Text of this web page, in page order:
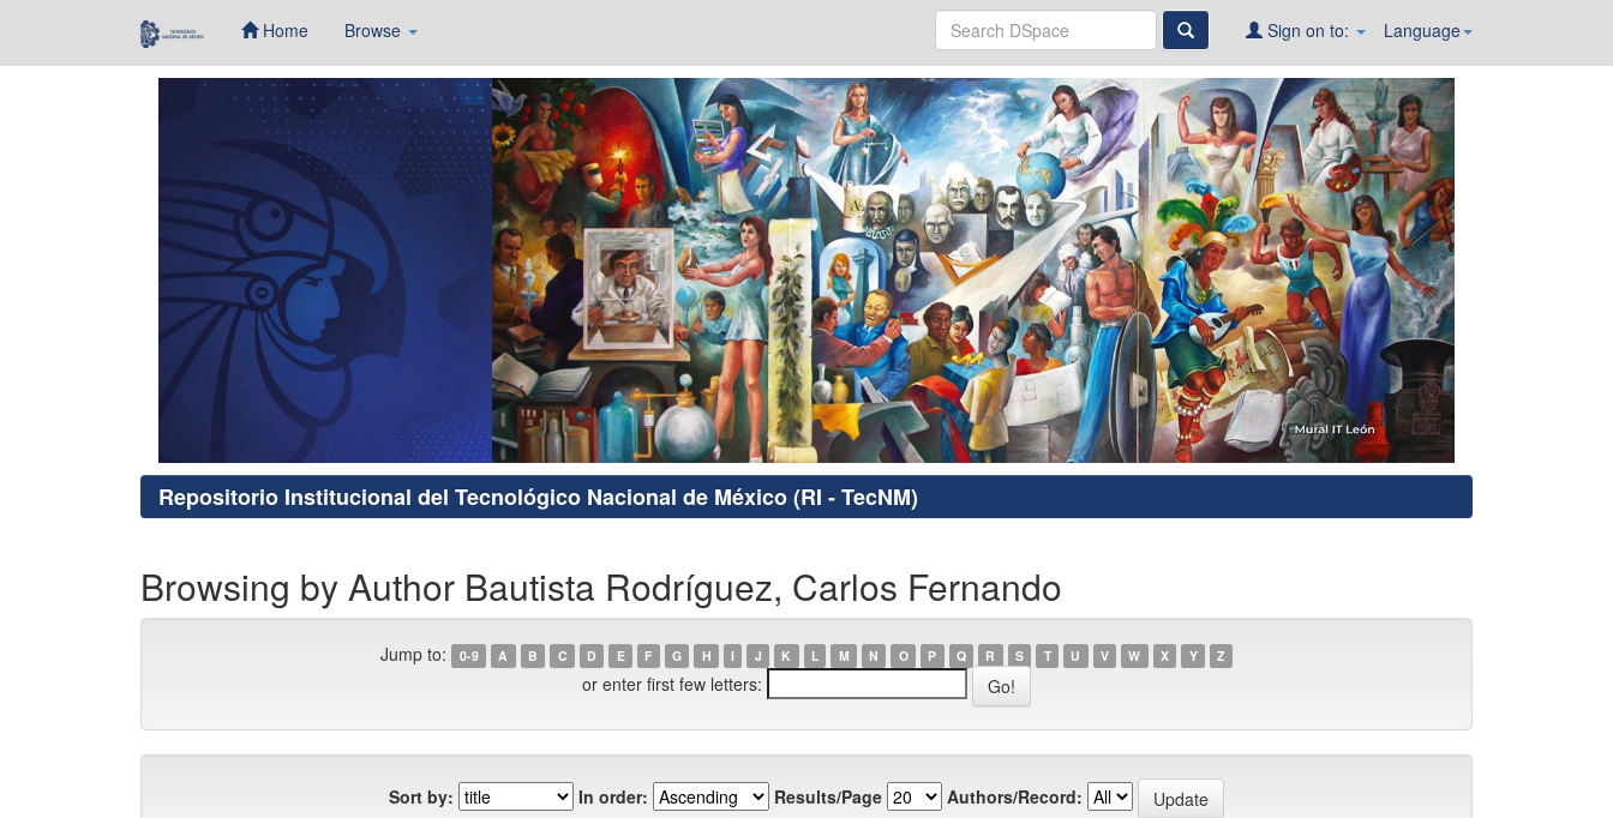
Home Browse Language
Sign on to:
Repositorio Institucional del Tecnológico Nacional de México (RI - TecNM)
Browsing by Author Bautista Rodríguez, Carlos Fernando
Jump to: 0-9 A B C D E F G H I J K L M N O P Q R S T U V W X Y Z
or enter first few letters:
Sort by: In order: Results/Page Authors/Record: